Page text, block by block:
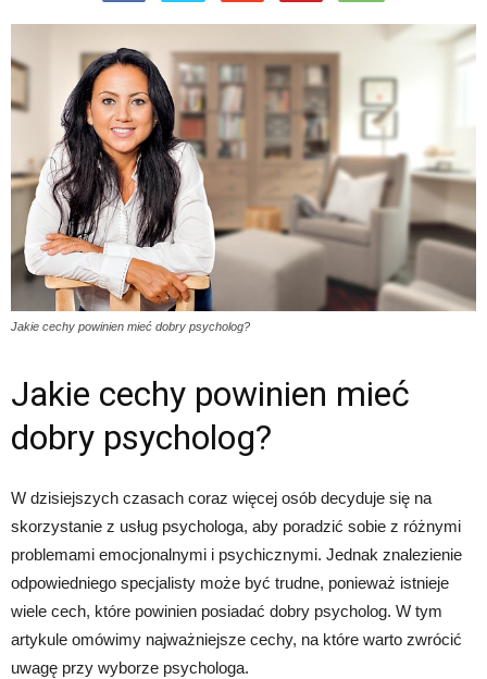
Jakie cechy powinien mieć dobry psycholog?
Jakie cechy powinien mieć
dobry psycholog?
W dzisiejszych czasach coraz więcej osób decyduje się na
skorzystanie z usług psychologa, aby poradzić sobie z różnymi
problemami emocjonalnymi i psychicznymi. Jednak znalezienie
odpowiedniego specjalisty może być trudne, ponieważ istnieje
wiele cech, które powinien posiadać dobry psycholog. W tym
artykule omówimy najważniejsze cechy, na które warto zwrócić
uwagę przy wyborze psychologa.